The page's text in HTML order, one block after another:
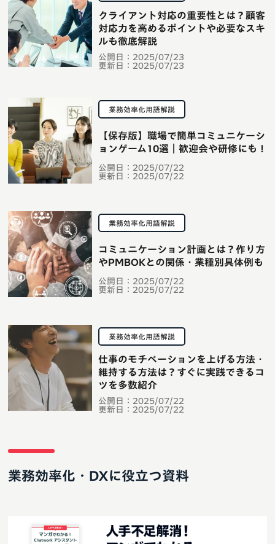
公開日： 2025/07/23
更新日： 2025/07/23
クライアント対応の重要性とは？顧客
対応力を高めるポイントや必要なスキ
ルも徹底解説
業務効率化用語解説
公開日： 2025/07/22
更新日： 2025/07/22
【保存版】職場で簡単コミュニケーシ
ョンゲーム10選｜歓迎会や研修にも！
業務効率化用語解説
公開日： 2025/07/22
更新日： 2025/07/22
コミュニケーション計画とは？作り方
やPMBOKとの関係・業種別具体例も
業務効率化用語解説
公開日： 2025/07/22
更新日： 2025/07/22
仕事のモチベーションを上げる方法・
維持する方法は？すぐに実践できるコ
ツを多数紹介
業務効率化・DXに役立つ資料